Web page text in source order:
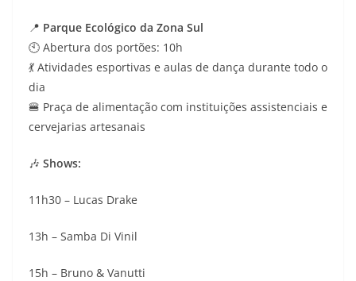
📍 Parque Ecológico da Zona Sul
🕙 Abertura dos portões: 10h
💃 Atividades esportivas e aulas de dança durante todo o
dia
🍔 Praça de alimentação com instituições assistenciais e
cervejarias artesanais
🎶 Shows:
11h30 – Lucas Drake
13h – Samba Di Vinil
15h – Bruno & Vanutti